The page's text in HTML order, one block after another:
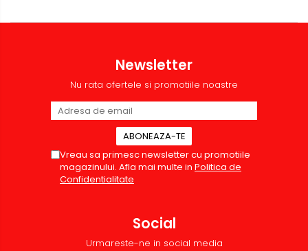
Newsletter
Nu rata ofertele si promotiile noastre
Vreau sa primesc newsletter cu promotiile
magazinului. Afla mai multe in Politica de
Confidentialitate
Social
Urmareste-ne in social media